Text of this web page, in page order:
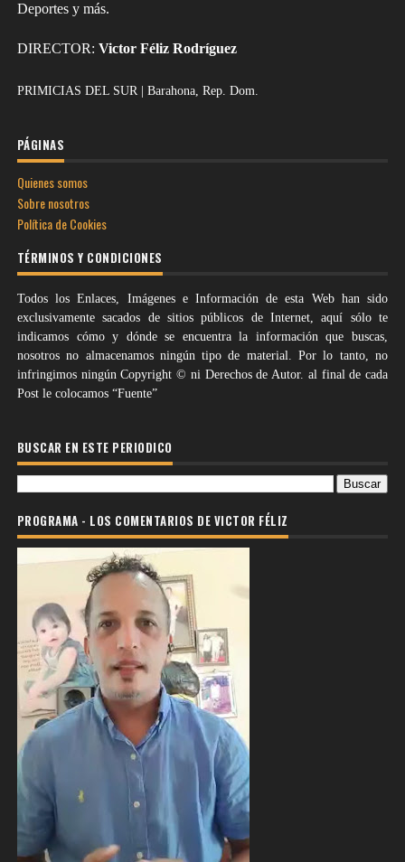
Deportes y más.
DIRECTOR: Victor Féliz Rodríguez
PRIMICIAS DEL SUR | Barahona, Rep. Dom.
PÁGINAS
Quienes somos
Sobre nosotros
Política de Cookies
TÉRMINOS Y CONDICIONES
Todos los Enlaces, Imágenes e Información de esta Web han sido
exclusivamente sacados de sitios públicos de Internet, aquí sólo te
indicamos cómo y dónde se encuentra la información que buscas,
nosotros no almacenamos ningún tipo de material. Por lo tanto, no
infringimos ningún Copyright © ni Derechos de Autor. al final de cada
Post le colocamos “Fuente”
BUSCAR EN ESTE PERIODICO
PROGRAMA - LOS COMENTARIOS DE VICTOR FÉLIZ